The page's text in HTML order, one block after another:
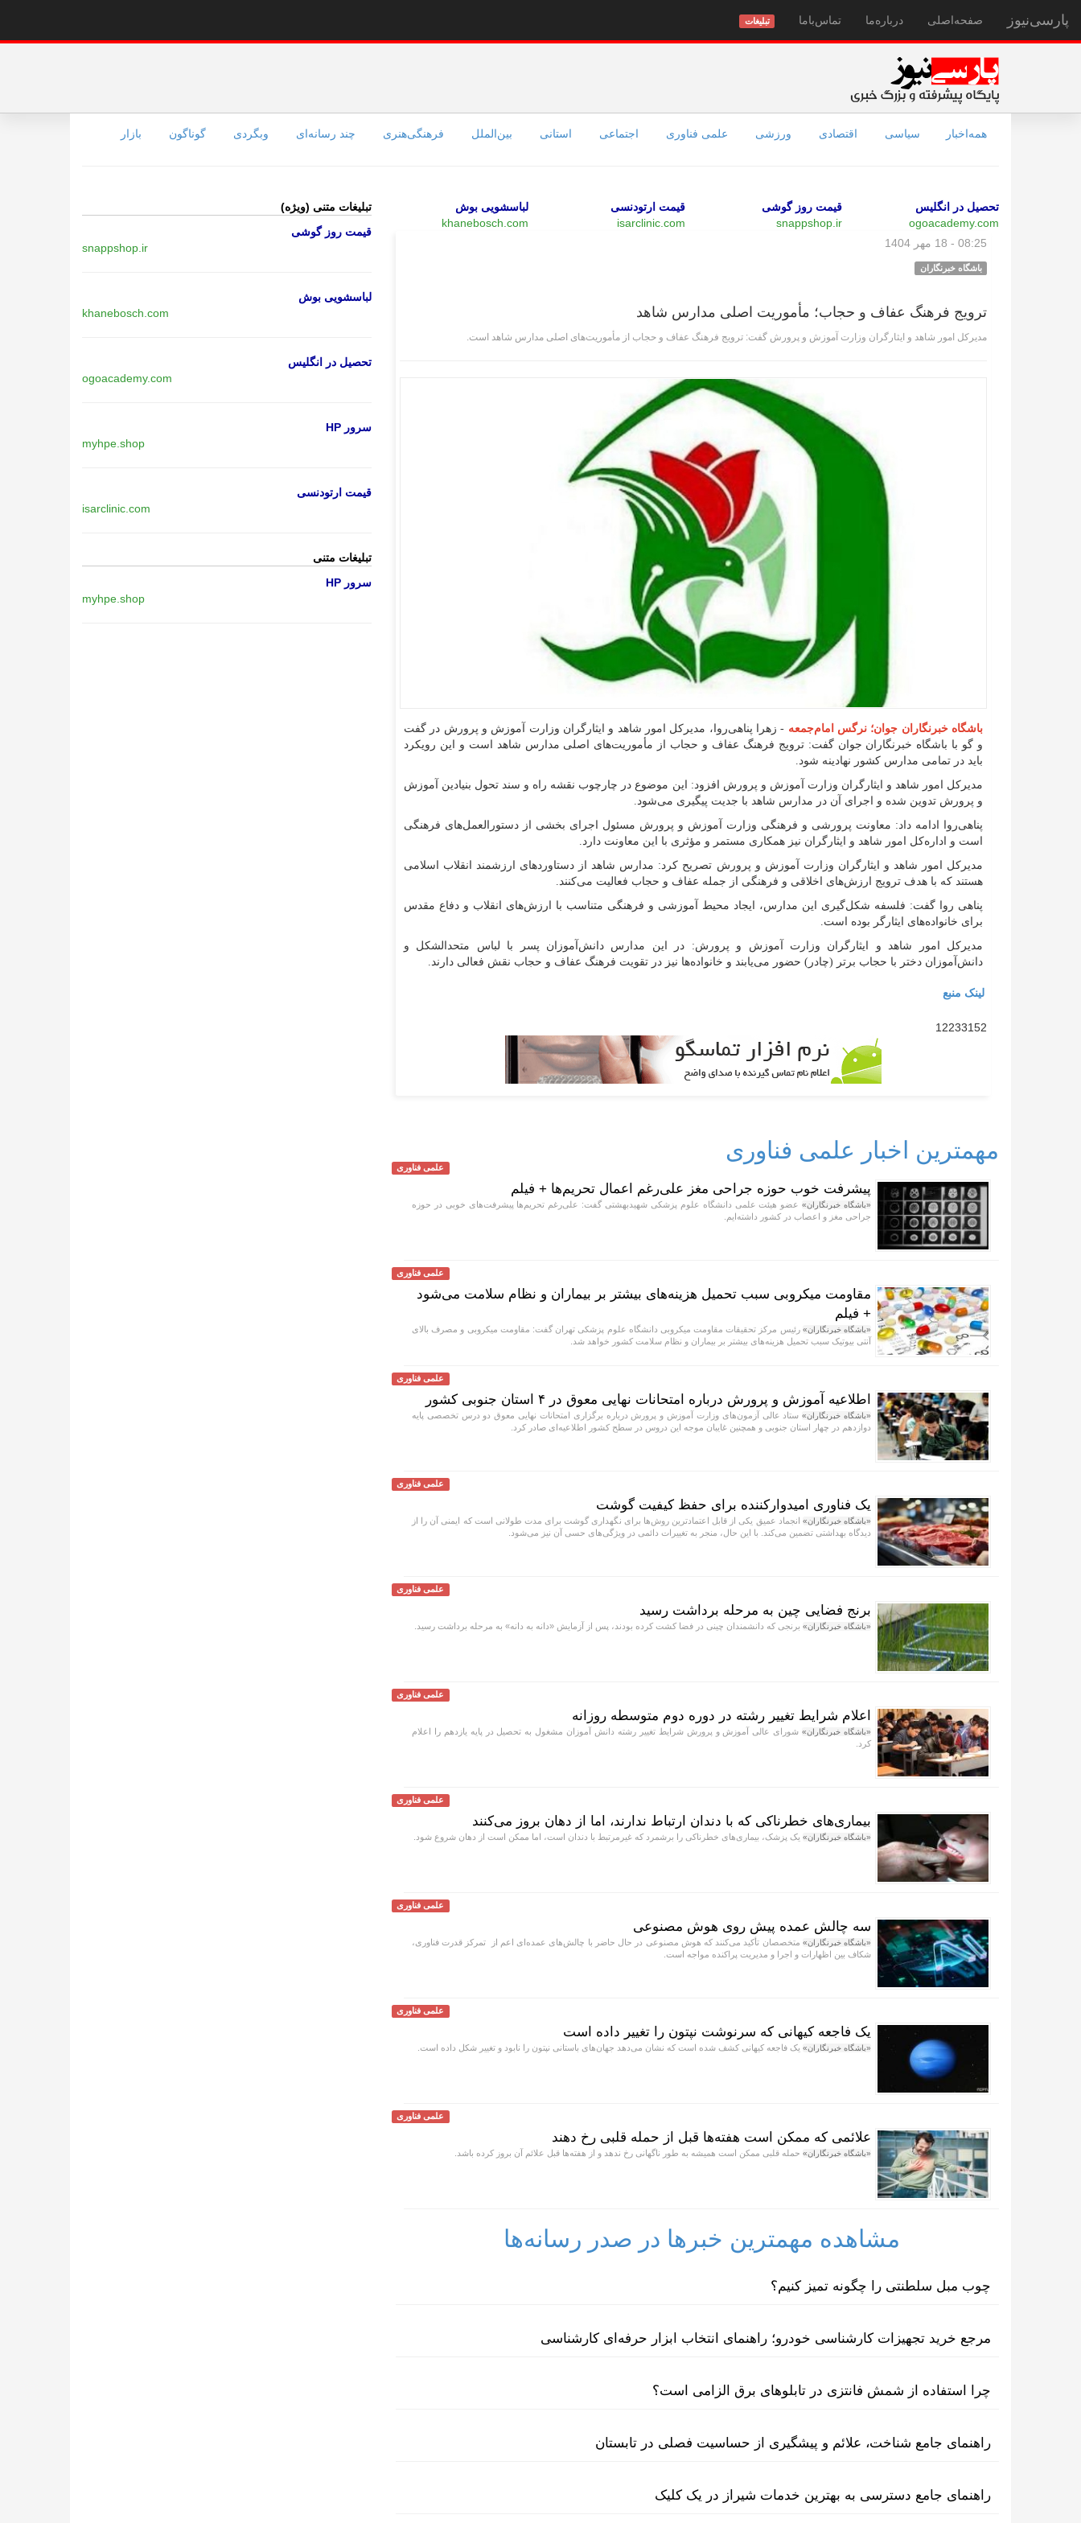
پارسی‌نیوز صفحه‌اصلی درباره‌ما تماس‌با‌ما تبلیغات
همه‌اخبار سیاسی اقتصادی ورزشی علمی فناوری اجتماعی استانی بین‌الملل فرهنگی‌هنری چند رسانه‌ای وبگردی گوناگون بازار
تحصیل در انگلیس
ogoacademy.com
قیمت روز گوشی
snappshop.ir
قیمت ارتودنسی
isarclinic.com
لباسشویی بوش
khanebosch.com
08:25 - 18 مهر 1404
باشگاه خبرنگاران
ترویج فرهنگ عفاف و حجاب؛ مأموریت اصلی مدارس شاهد
مدیرکل امور شاهد و ایثارگران وزارت آموزش و پرورش گفت: ترویج فرهنگ عفاف و حجاب از مأموریت‌های اصلی مدارس شاهد است.
باشگاه خبرنگاران جوان؛ نرگس امام‌جمعه - زهرا پناهی‌روا، مدیرکل امور شاهد و ایثارگران وزارت آموزش و پرورش در گفت
و گو با باشگاه خبرنگاران جوان گفت: ترویج فرهنگ عفاف و حجاب از مأموریت‌های اصلی مدارس شاهد است و این رویکرد
باید در تمامی مدارس کشور نهادینه شود.
مدیرکل امور شاهد و ایثارگران وزارت آموزش و پرورش افزود: این موضوع در چارچوب نقشه راه و سند تحول بنیادین آموزش
و پرورش تدوین شده و اجرای آن در مدارس شاهد با جدیت پیگیری می‌شود.
پناهی‌روا ادامه داد: معاونت پرورشی و فرهنگی وزارت آموزش و پرورش مسئول اجرای بخشی از دستورالعمل‌های فرهنگی
است و اداره‌کل امور شاهد و ایثارگران نیز همکاری مستمر و مؤثری با این معاونت دارد.
مدیرکل امور شاهد و ایثارگران وزارت آموزش و پرورش تصریح کرد: مدارس شاهد از دستاوردهای ارزشمند انقلاب اسلامی
هستند که با هدف ترویج ارزش‌های اخلاقی و فرهنگی از جمله عفاف و حجاب فعالیت می‌کنند.
پناهی روا گفت: فلسفه شکل‌گیری این مدارس، ایجاد محیط آموزشی و فرهنگی متناسب با ارزش‌های انقلاب و دفاع مقدس
برای خانواده‌های ایثارگر بوده است.
مدیرکل امور شاهد و ایثارگران وزارت آموزش و پرورش: در این مدارس دانش‌آموزان پسر با لباس متحدالشکل و
دانش‌آموزان دختر با حجاب برتر (چادر) حضور می‌یابند و خانواده‌ها نیز در تقویت فرهنگ عفاف و حجاب نقش فعالی دارند.
لینک منبع
12233152
مهمترین اخبار علمی فناوری
علمی فناوری
پیشرفت خوب حوزه جراحی مغز علی‌رغم اعمال تحریم‌ها + فیلم
«باشگاه خبرنگاران»عضو هیئت علمی دانشگاه علوم پزشکی شهیدبهشتی گفت: علی‌رغم تحریم‌ها پیشرفت‌های خوبی در حوزه
جراحی مغز و اعصاب در کشور داشته‌ایم.
علمی فناوری
مقاومت میکروبی سبب تحمیل هزینه‌های بیشتر بر بیماران و نظام سلامت می‌شود
+ فیلم
«باشگاه خبرنگاران» رئیس مرکز تحقیقات مقاومت میکروبی دانشگاه علوم پزشکی تهران گفت: مقاومت میکروبی و مصرف بالای
آنتی بیوتیک سبب تحمیل هزینه‌های بیشتر بر بیماران و نظام سلامت کشور خواهد شد.
علمی فناوری
اطلاعیه آموزش و پرورش درباره امتحانات نهایی معوق در ۴ استان جنوبی کشور
«باشگاه خبرنگاران»ستاد عالی آزمون‌های وزارت آموزش و پرورش درباره برگزاری امتحانات نهایی معوق دو درس تخصصی پایه
دوازدهم در چهار استان جنوبی و همچنین غایبان موجه این دروس در سطح کشور اطلاعیه‌ای صادر کرد.
علمی فناوری
یک فناوری امیدوارکننده برای حفظ کیفیت گوشت
«باشگاه خبرنگاران» انجماد عمیق یکی از قابل اعتمادترین روش‌ها برای نگهداری گوشت برای مدت طولانی است که ایمنی آن را از
دیدگاه بهداشتی تضمین می‌کند. با این حال، منجر به تغییرات دائمی در ویژگی‌های حسی آن نیز می‌شود.
علمی فناوری
برنج فضایی چین به مرحله برداشت رسید
«باشگاه خبرنگاران» برنجی که دانشمندان چینی در فضا کشت کرده بودند، پس از آزمایش «دانه به دانه» به مرحله برداشت رسید.
علمی فناوری
اعلام شرایط تغییر رشته در دوره دوم متوسطه روزانه
«باشگاه خبرنگاران»شورای عالی آموزش و پرورش شرایط تغییر رشته دانش آموزان مشغول به تحصیل در پایه یازدهم را اعلام
کرد.
علمی فناوری
بیماری‌های خطرناکی که با دندان ارتباط ندارند، اما از دهان بروز می‌کنند
«باشگاه خبرنگاران» یک پزشک، بیماری‌های خطرناکی را برشمرد که غیرمرتبط با دندان است، اما ممکن است از دهان شروع شود.
علمی فناوری
سه چالش عمده پیش روی هوش مصنوعی
«باشگاه خبرنگاران» متخصصان تأکید می‌کنند که هوش مصنوعی در حال حاضر با چالش‌های عمده‌ای اعم از تمرکز قدرت فناوری،
شکاف بین اظهارات و اجرا و مدیریت پراکنده مواجه است.
علمی فناوری
یک فاجعه کیهانی که سرنوشت نپتون را تغییر داده است
«باشگاه خبرنگاران» یک فاجعه کیهانی کشف شده است که نشان می‌دهد جهان‌های باستانی نپتون را نابود و تغییر شکل داده است.
علمی فناوری
علائمی که ممکن است هفته‌ها قبل از حمله قلبی رخ دهند
«باشگاه خبرنگاران» حمله قلبی ممکن است همیشه به طور ناگهانی رخ ندهد و از هفته‌ها قبل علائم آن بروز کرده باشد.
مشاهده مهمترین خبرها در صدر رسانه‌ها
چوب مبل سلطنتی را چگونه تمیز کنیم؟
مرجع خرید تجهیزات کارشناسی خودرو؛ راهنمای انتخاب ابزار حرفه‌ای کارشناسی
چرا استفاده از شمش فانتزی در تابلوهای برق الزامی است؟
راهنمای جامع شناخت، علائم و پیشگیری از حساسیت فصلی در تابستان
راهنمای جامع دسترسی به بهترین خدمات شیراز در یک کلیک
تبلیغات متنی (ویژه)
قیمت روز گوشی
snappshop.ir
لباسشویی بوش
khanebosch.com
تحصیل در انگلیس
ogoacademy.com
سرور HP
myhpe.shop
قیمت ارتودنسی
isarclinic.com
تبلیغات متنی
سرور HP
myhpe.shop